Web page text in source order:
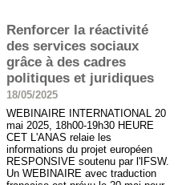
Renforcer la réactivité
des services sociaux
grâce à des cadres
politiques et juridiques
18/05/2025
WEBINAIRE INTERNATIONAL 20
mai 2025, 18h00-19h30 HEURE
CET L'ANAS relaie les
informations du projet européen
RESPONSIVE soutenu par l'IFSW.
Un WEBINAIRE avec traduction